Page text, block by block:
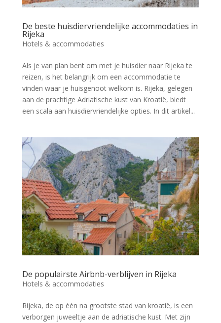
De beste huisdiervriendelijke accommodaties in
Rijeka
Hotels & accommodaties
Als je van plan bent om met je huisdier naar Rijeka te
reizen, is het belangrijk om een accommodatie te
vinden waar je huisgenoot welkom is. Rijeka, gelegen
aan de prachtige Adriatische kust van Kroatië, biedt
een scala aan huisdiervriendelijke opties. In dit artikel...
De populairste Airbnb-verblijven in Rijeka
Hotels & accommodaties
Rijeka, de op één na grootste stad van kroatië, is een
verborgen juweeltje aan de adriatische kust. Met zijn